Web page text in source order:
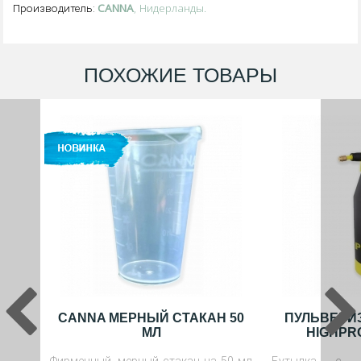
Производитель: CANNA, Нидерланды.
ПОХОЖИЕ ТОВАРЫ
CANNA МЕРНЫЙ СТАКАН 50
МЛ